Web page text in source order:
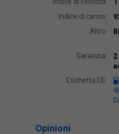
T
Indice di carico:
Altro:
Garanzia:
Etichetta UE:
Opinioni